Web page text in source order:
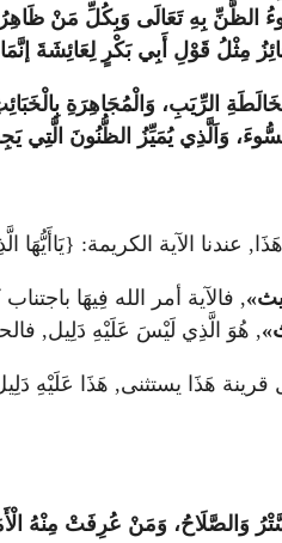
الظَّنِّ بِهِ تَعَالَى وَبِكُلِّ مَنْ
مِثْلُ قَوْلِ أَبِي بَكْرٍ لِعَائِشَةَ
الرِّيَبِ، وَالْمُجَاهِرَةِ
وَاَلَّذِي يُمَيِّزُ الظُّنُونَ
الآية الكريمة: {يَاأَيُّهَا
, هُوَ الَّذِي لَيْسَ عَلَيْهِ دَلِيل,
قرينة هَذَا يستثنى, هَذَا
وَالصَّلَاحُ، وَمَنْ عُرِفَتْ مِنْهُ